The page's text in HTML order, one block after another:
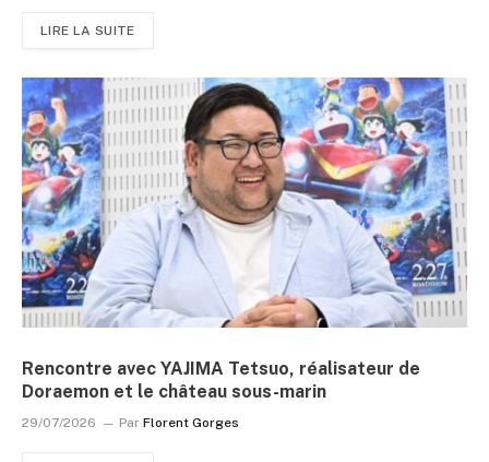
LIRE LA SUITE
Rencontre avec YAJIMA Tetsuo, réalisateur de
Doraemon et le château sous-marin
29/07/2026 Par Florent Gorges